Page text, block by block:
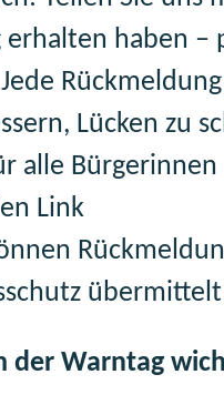
erhalten haben –
Lücken zu
alle
Link
der Warntag